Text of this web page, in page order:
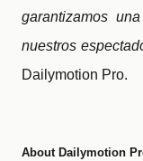
garantizamos
nuestros
Dailymotion Pro.
About Dailymotion